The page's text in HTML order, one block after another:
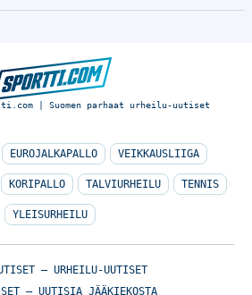
| Suomen parhaat urheilu-uutiset
EUROJALKAPALLO VEIKKAUSLIIGA
KORIPALLO TALVIURHEILU TENNIS
YLEISURHEILU
– URHEILU-UUTISET
– UUTISIA JÄÄKIEKOSTA